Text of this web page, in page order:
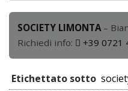
SOCIETY LIMONTA –
Richiedi info:
+39 0721
Etichettato sotto